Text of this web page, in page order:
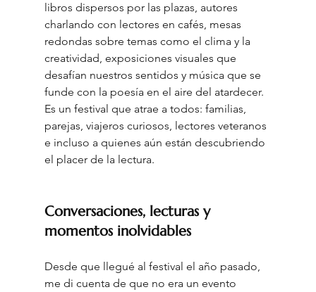
libros dispersos por las plazas, autores
charlando con lectores en cafés, mesas
redondas sobre temas como el clima y la
creatividad, exposiciones visuales que
desafían nuestros sentidos y música que se
funde con la poesía en el aire del atardecer.
Es un festival que atrae a todos: familias,
parejas, viajeros curiosos, lectores veteranos
e incluso a quienes aún están descubriendo
el placer de la lectura.
Conversaciones, lecturas y
momentos inolvidables
Desde que llegué al festival el año pasado,
me di cuenta de que no era un evento